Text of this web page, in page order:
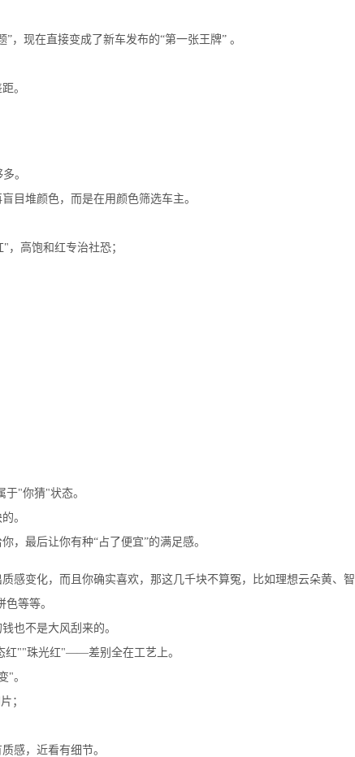
，现在直接变成了新车发布的“第一张王牌” 。
。
。
目堆颜色，而是在用颜色筛选车主。
，高饱和红专治社恐；
于"你猜"状态。
。
，最后让你有种“占了便宜”的满足感。
感变化，而且你确实喜欢，那这几千块不算冤，比如理想云朵黄、智
等等。
也不是大风刮来的。
红""珠光红"——差别全在工艺上。
"。
；
感，近看有细节。